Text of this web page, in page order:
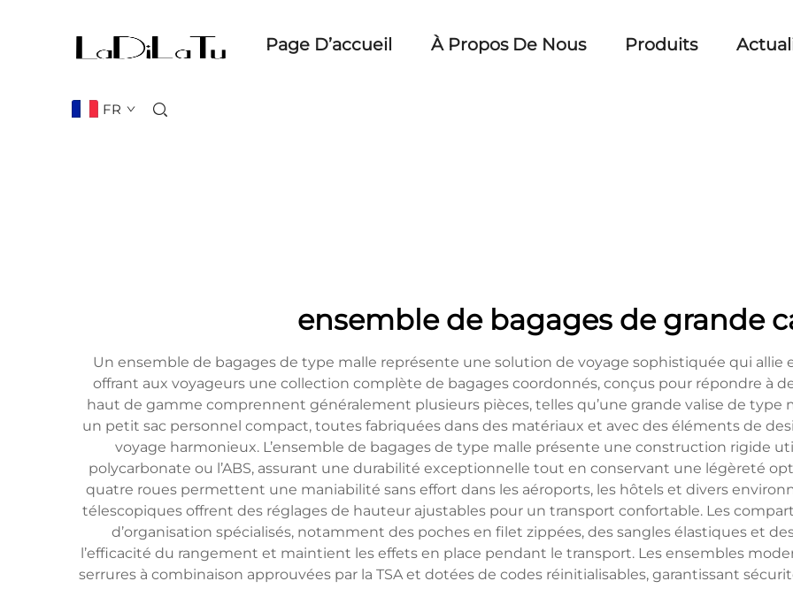
Page D’accueil À Propos De Nous Produits
FR
ensemble de bagages de grande
Un ensemble de bagages de type malle représente une solution de voyage sophistiquée qui
offrant aux voyageurs une collection complète de bagages coordonnés, conçus pour répondre à
haut de gamme comprennent généralement plusieurs pièces, telles qu’une grande valise de type
un petit sac personnel compact, toutes fabriquées dans des matériaux et avec des éléments de
voyage harmonieux. L’ensemble de bagages de type malle présente une construction rigide
polycarbonate ou l’ABS, assurant une durabilité exceptionnelle tout en conservant une légèreté
quatre roues permettent une maniabilité sans effort dans les aéroports, les hôtels et divers
télescopiques offrent des réglages de hauteur ajustables pour un transport confortable. Les
d’organisation spécialisés, notamment des poches en filet zippées, des sangles élastiques et
l’efficacité du rangement et maintient les effets en place pendant le transport. Les ensembles
serrures à combinaison approuvées par la TSA et dotées de codes réinitialisables, garantissant